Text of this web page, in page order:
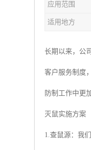
应用范围
适用地方
长期以来，公
客户服务制度
防制工作中更
灭鼠实施方案
1.查鼠源：我